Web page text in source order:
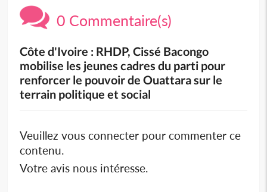
0 Commentaire(s)
Côte d'Ivoire : RHDP, Cissé Bacongo
mobilise les jeunes cadres du parti pour
renforcer le pouvoir de Ouattara sur le
terrain politique et social
Veuillez vous connecter pour commenter ce
contenu.
Votre avis nous intéresse.